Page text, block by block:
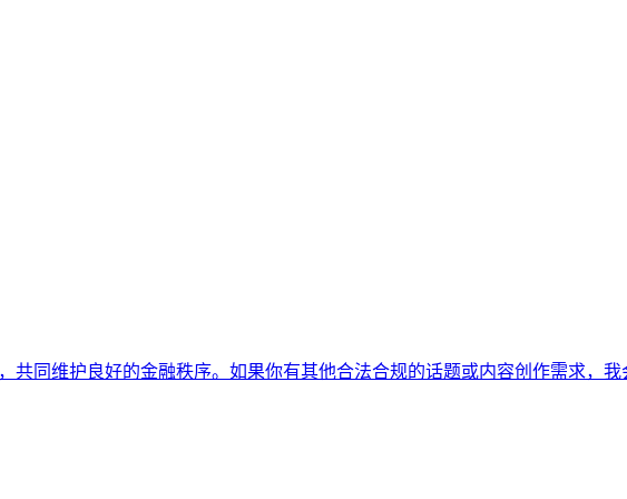
同维护良好的金融秩序。如果你有其他合法合规的话题或内容创作需求，